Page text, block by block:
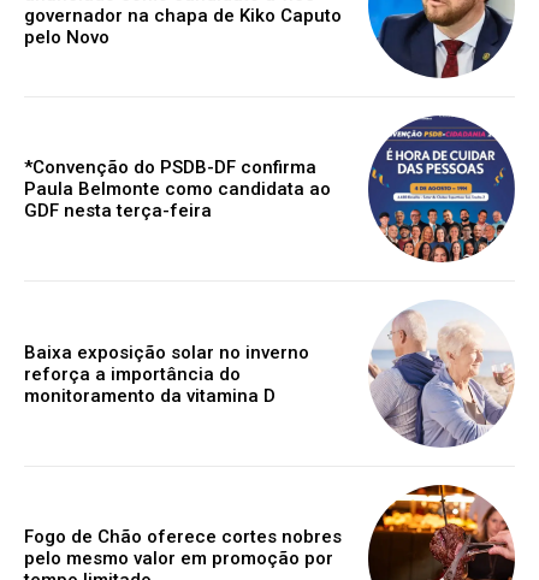
governador na chapa de Kiko Caputo
pelo Novo
*Convenção do PSDB-DF confirma
Paula Belmonte como candidata ao
GDF nesta terça-feira
Baixa exposição solar no inverno
reforça a importância do
monitoramento da vitamina D
Fogo de Chão oferece cortes nobres
pelo mesmo valor em promoção por